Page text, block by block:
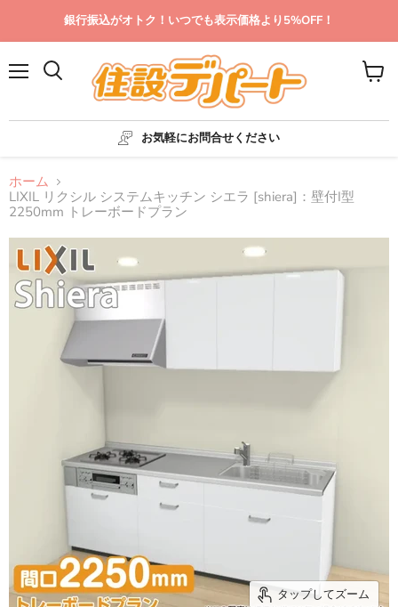
銀行振込がオトク！いつでも表示価格より5%OFF！
お気軽にお問合せください
カ
ト
ホーム
LIXIL リクシル システムキッチン シエラ [shiera]：壁付I型
2250mm トレーボードプラン
タップしてズーム